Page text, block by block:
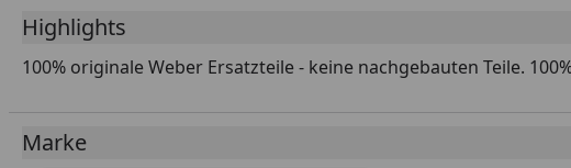
Highlights
100% originale Weber Ersatzteile - keine nachgebauten Teile.
Marke